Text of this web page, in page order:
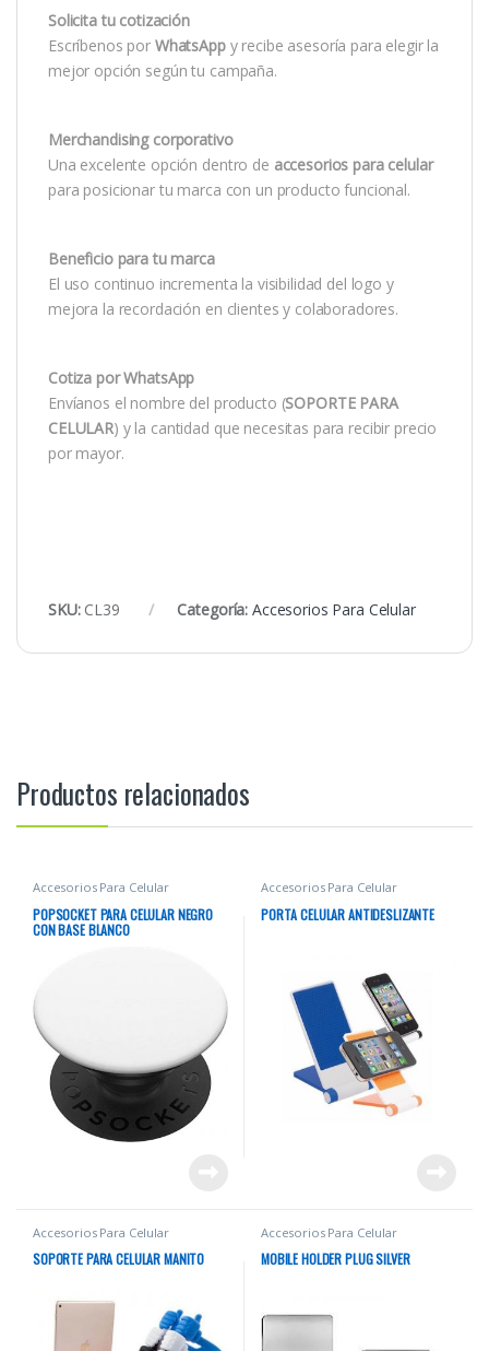
Solicita tu cotización
Escríbenos por WhatsAppy recibe asesoría para elegir la
mejor opción según tu campaña.
Merchandising corporativo
Una excelente opción dentro de accesorios para celular
para posicionar tu marca con un producto funcional.
Beneficio para tu marca
El uso continuo incrementa la visibilidad del logo y
mejora la recordación en clientes y colaboradores.
Cotiza por WhatsApp
Envíanos el nombre del producto (SOPORTE PARA
CELULAR) y la cantidad que necesitas para recibir precio
por mayor.
SKU: CL39 Categoría: Accesorios Para Celular
Productos relacionados
Accesorios Para Celular
POPSOCKET PARA CELULAR NEGRO
CON BASE BLANCO
Accesorios Para Celular
PORTA CELULAR ANTIDESLIZANTE
Accesorios Para Celular
SOPORTE PARA CELULAR MANITO
Accesorios Para Celular
MOBILE HOLDER PLUG SILVER